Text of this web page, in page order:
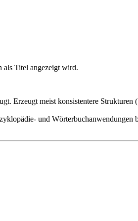
als Titel angezeigt wird.
Erzeugt meist konsistentere Strukturen
und Wörterbuchanwendungen